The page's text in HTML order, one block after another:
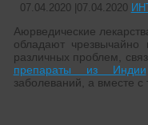
07.04.2020 |07.04.2020
Аюрведические
обладают
различных проблем,
препараты из Индии
заболеваний, а вместе